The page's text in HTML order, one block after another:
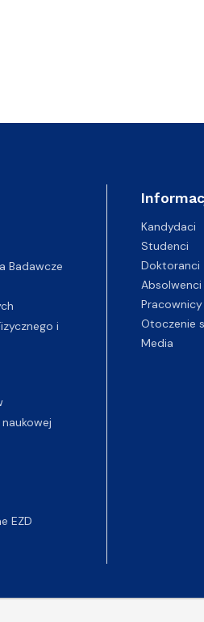
Badawcze
i
EZD
Kandydaci
Studenci
Doktoranci
Absolwenci
Pracownicy
Otoczenie
Media